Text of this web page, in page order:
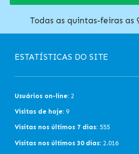
Todas as quintas-feiras as
ESTATÍSTICAS DO SITE
Usuários on-line: 2
Visitas de hoje: 9
Visitas nos últimos 7 dias: 555
Visitas nos últimos 30 dias: 2.016